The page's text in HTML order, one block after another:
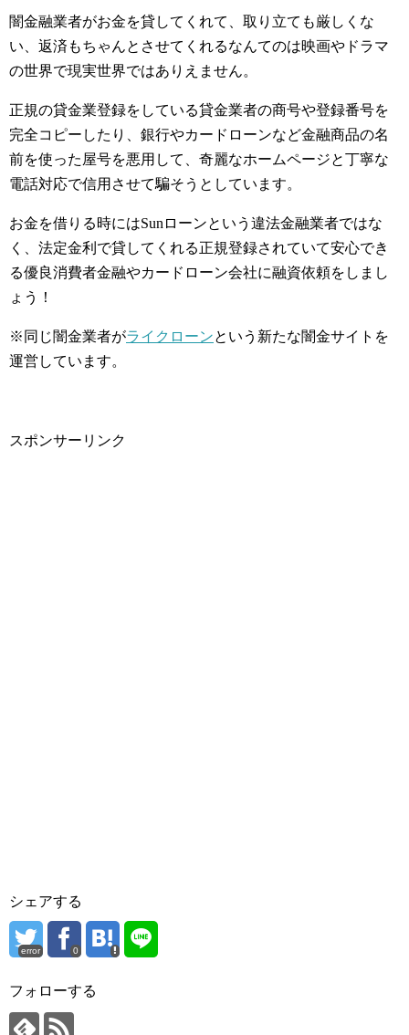
闇金融業者がお金を貸してくれて、取り立ても厳しくな
い、返済もちゃんとさせてくれるなんてのは映画やドラマ
の世界で現実世界ではありえません。
正規の貸金業登録をしている貸金業者の商号や登録番号を
完全コピーしたり、銀行やカードローンなど金融商品の名
前を使った屋号を悪用して、奇麗なホームページと丁寧な
電話対応で信用させて騙そうとしています。
お金を借りる時にはSunローンという違法金融業者ではな
く、法定金利で貸してくれる正規登録されていて安心でき
る優良消費者金融やカードローン会社に融資依頼をしまし
ょう！
※同じ闇金業者がライクローンという新たな闇金サイトを
運営しています。
スポンサーリンク
シェアする
error 0
フォローする